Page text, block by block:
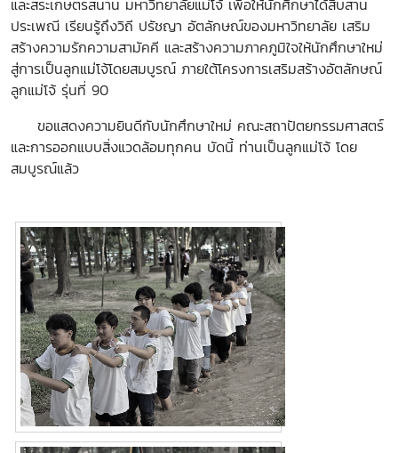
และสระเกษตรสนาน มหาวิทยาลัยแม่โจ้ เพื่อให้นักศึกษาได้สืบสาน
ประเพณี เรียนรู้ถึงวิถี ปรัชญา อัตลักษณ์ของมหาวิทยาลัย เสริม
สร้างความรักความสามัคคี และสร้างความภาคภูมิใจให้นักศึกษาใหม่
สู่การเป็นลูกแม่โจ้โดยสมบูรณ์ ภายใต้โครงการเสริมสร้างอัตลักษณ์
ลูกแม่โจ้ รุ่นที่ 90
ขอแสดงความยินดีกับนักศึกษาใหม่ คณะสถาปัตยกรรมศาสตร์
และการออกแบบสิ่งแวดล้อมทุกคน บัดนี้ ท่านเป็นลูกแม่โจ้ โดย
สมบูรณ์แล้ว